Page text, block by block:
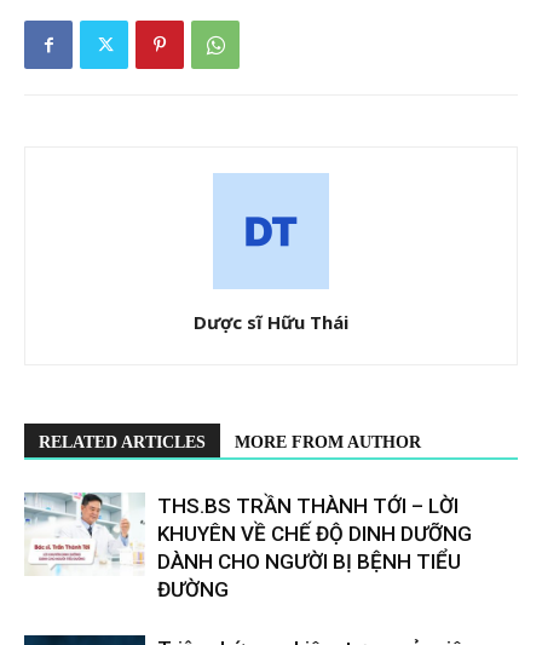
Dược sĩ Hữu Thái
RELATED ARTICLES MORE FROM AUTHOR
THS.BS TRẦN THÀNH TỚI – LỜI
KHUYÊN VỀ CHẾ ĐỘ DINH DƯỠNG
DÀNH CHO NGƯỜI BỊ BỆNH TIỂU
ĐƯỜNG